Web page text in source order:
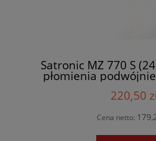
Satronic MZ 770 S
płomienia
220,50
Cena netto: